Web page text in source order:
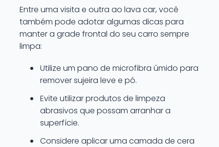
Entre uma visita e outra ao lava car, você
também pode adotar algumas dicas para
manter a grade frontal do seu carro sempre
limpa:
Utilize um pano de microfibra úmido para
remover sujeira leve e pó.
Evite utilizar produtos de limpeza
abrasivos que possam arranhar a
superfície.
Considere aplicar uma camada de cera